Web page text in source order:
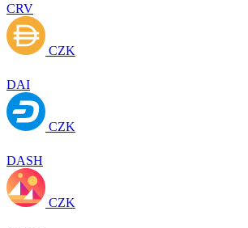
CRV
CZK
DAI
CZK
DASH
CZK